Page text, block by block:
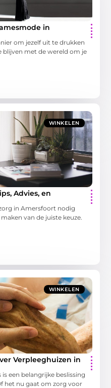
in
om jezelf uit te drukken
blijven met de wereld om je
WINKELEN
Advies, en
in Amersfoort nodig
van de juiste keuze.
WINKELEN
Verpleeghuizen in
een belangrijke beslissing
het nu gaat om zorg voor